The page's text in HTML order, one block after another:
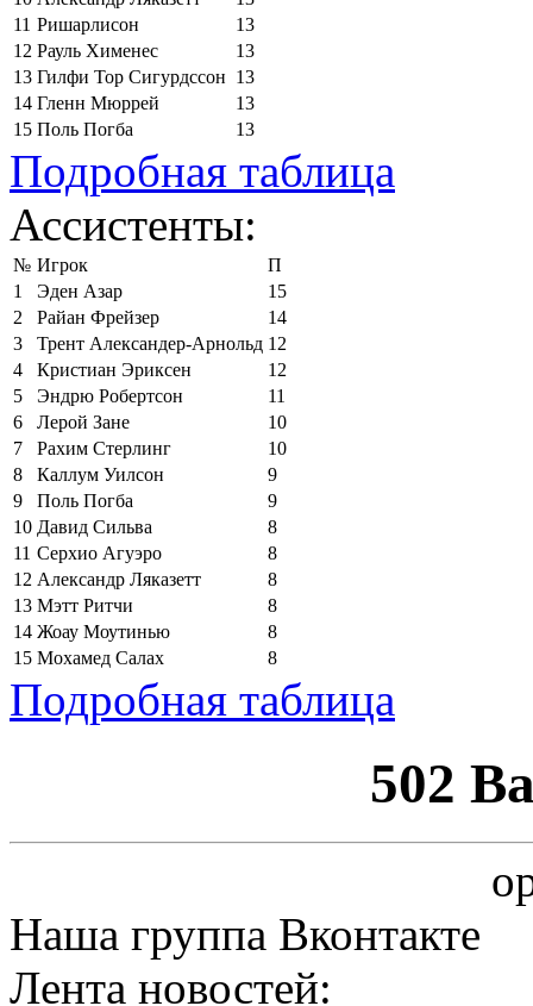
11 Ришарлисон
13
12 Рауль Хименес
13
13 Гилфи Тор Сигурдссон 13
14 Гленн Мюррей
13
15 Поль Погба 13
Подробная таблица
Ассистенты:
№ Игрок
П
1
Эден Азар
15
2
Райан Фрейзер
14
3
Трент Александер-Арнольд 12
4
Кристиан Эриксен
12
5
Эндрю Робертсон
11
6
Лерой Зане
10
7
Рахим Стерлинг
10
8
Каллум Уилсон
9
9
Поль Погба
9
10 Давид Сильва
8
11 Серхио Агуэро
8
12 Александр Ляказетт
8
13 Мэтт Ритчи
8
14 Жоау Моутинью
8
15 Мохамед Салах 8
Подробная таблица
502
Наша группа Вконтакте
Лента новостей: